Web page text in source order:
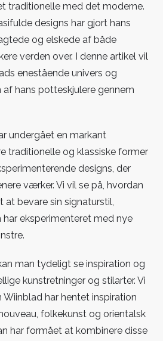
tiden
traditionelle med det moderne.
designs har gjort hans
og elskede af både
verden over. I denne artikel vil
enestående univers og
hans potteskjulere gennem
undergået en markant
traditionelle og klassiske former
designs, der
værker. Vi vil se på, hvordan
at bevare sin signaturstil,
eksperimenteret med nye
man tydeligt se inspiration og
kunstretninger og stilarter. Vi
har hentet inspiration
folkekunst og orientalsk
har formået at kombinere disse